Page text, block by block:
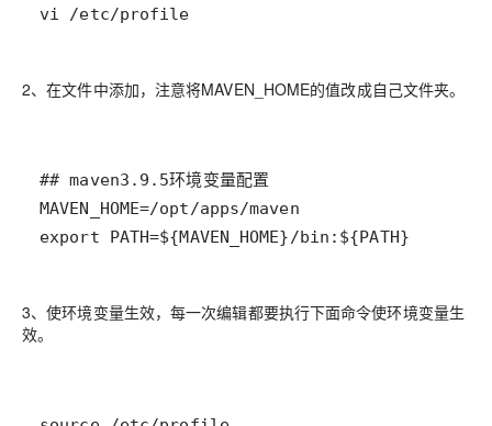
vi /etc/profile
2、在文件中添加，注意将MAVEN_HOME的值改成自己文件夹。
export PATH=${MAVEN_HOME}/bin:${PATH}
3、使环境变量生效，每一次编辑都要执行下面命令使环境变量生
效。